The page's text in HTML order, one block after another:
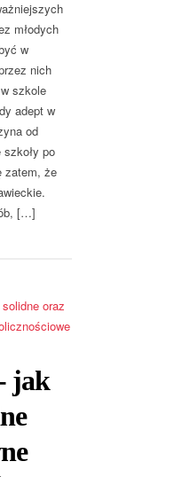
młodych
w
nich
szkole
adept w
od
po
zatem, że
[…]
jak